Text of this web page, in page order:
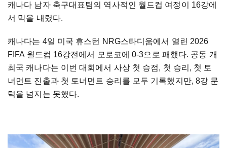
캐나다 남자 축구대표팀의 역사적인 월드컵 여정이 16강에
서 막을 내렸다.
캐나다는 4일 미국 휴스턴 NRG스타디움에서 열린 2026
FIFA 월드컵 16강전에서 모로코에 0-3으로 패했다. 공동 개
최국 캐나다는 이번 대회에서 사상 첫 승점, 첫 승리, 첫 토
너먼트 진출과 첫 토너먼트 승리를 모두 기록했지만, 8강 문
턱을 넘지는 못했다.